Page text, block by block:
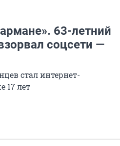
63-летний
соцсети —
стал интернет-
17 лет